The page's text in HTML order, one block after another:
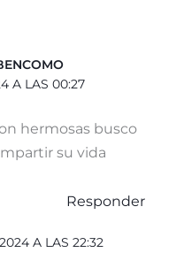
A LAS 00:27
hermosas busco
su vida
Responder
A LAS 22:32